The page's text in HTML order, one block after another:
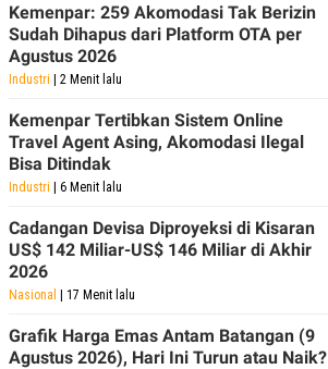
Kemenpar: 259 Akomodasi Tak Berizin
Sudah Dihapus dari Platform OTA per
Agustus 2026
Industri | 2 Menit lalu
Kemenpar Tertibkan Sistem Online
Travel Agent Asing, Akomodasi Ilegal
Bisa Ditindak
Industri | 6 Menit lalu
Cadangan Devisa Diproyeksi di Kisaran
US$ 142 Miliar-US$ 146 Miliar di Akhir
2026
Nasional | 17 Menit lalu
Grafik Harga Emas Antam Batangan (9
Agustus 2026), Hari Ini Turun atau Naik?